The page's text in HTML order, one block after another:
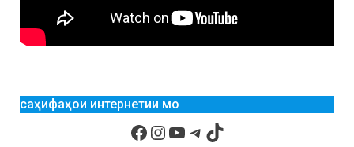
саҳифаҳои интернетии мо